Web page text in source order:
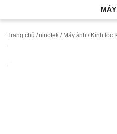
Trang chủ /ninotek / Máy ảnh / Kính lọc